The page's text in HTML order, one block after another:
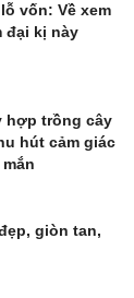
vốn: Về xem
đại kị này
hợp trồng cây
hút cảm giác
giòn tan,